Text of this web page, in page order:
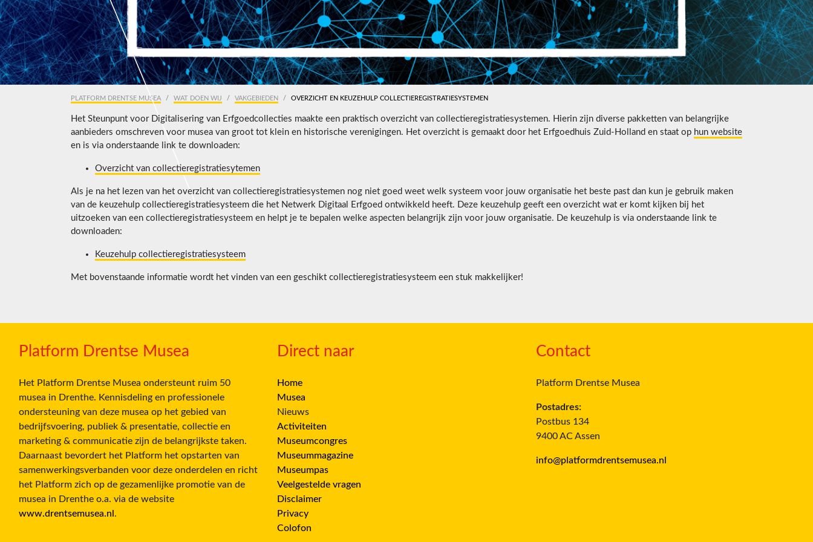
PLATFORM DRENTSE MUSEA WAT DOEN WIJ VAKGEBIEDEN OVERZICHT EN KEUZEHULP COLLECTIEREGISTRATIESYSTEMEN
Het Steunpunt voor Digitalisering van Erfgoedcollecties maakte een praktisch overzicht van collectieregistratiesystemen. Hierin zijn diverse pakketten van belangrijke
aanbieders omschreven voor musea van groot tot klein en historische verenigingen. Het overzicht is gemaakt door het Erfgoedhuis Zuid-Holland en staat op hun website
en is via onderstaande link te downloaden:
Overzicht van collectieregistratiesytemen
Als je na het lezen van het overzicht van collectieregistratiesystemen nog niet goed weet welk systeem voor jouw organisatie het beste past dan kun je gebruik maken
van de keuzehulp collectieregistratiesysteem die het Netwerk Digitaal Erfgoed ontwikkeld heeft. Deze keuzehulp geeft een overzicht wat er komt kijken bij het
uitzoeken van een collectieregistratiesysteem en helpt je te bepalen welke aspecten belangrijk zijn voor jouw organisatie. De keuzehulp is via onderstaande link te
downloaden:
Keuzehulp collectieregistratiesysteem
Met bovenstaande informatie wordt het vinden van een geschikt collectieregistratiesysteem een stuk makkelijker!
Platform Drentse Musea
Het Platform Drentse Musea ondersteunt ruim 50
musea in Drenthe. Kennisdeling en professionele
ondersteuning van deze musea op het gebied van
bedrijfsvoering, publiek & presentatie, collectie en
marketing & communicatie zijn de belangrijkste taken.
Daarnaast bevordert het Platform het opstarten van
samenwerkingsverbanden voor deze onderdelen en richt
het Platform zich op de gezamenlijke promotie van de
musea in Drenthe o.a. via de website
www.drentsemusea.nl .
Direct naar
Home
Musea
Nieuws
Activiteiten
Museumcongres
Museummagazine
Museumpas
Veelgestelde vragen
Disclaimer
Privacy
Colofon
Contact
Platform Drentse Musea
Postadres:
Postbus 134
9400 AC Assen
info@platformdrentsemusea.nl